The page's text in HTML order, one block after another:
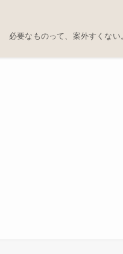
必要なものって、案外すくない